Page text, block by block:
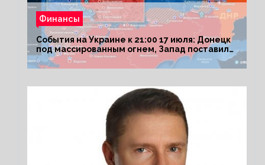
Финансы
События на Украине к 21:00 17 июля: Донецк
под массированным огнем, Запад поставил
Киеву ультиматум